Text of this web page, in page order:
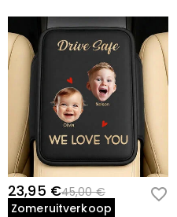
23,95 €45,00 €
Zomeruitverkoop